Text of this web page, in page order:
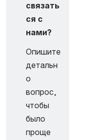
связать
ся с
нами?
Опишите
детальн
о
вопрос,
чтобы
было
проще